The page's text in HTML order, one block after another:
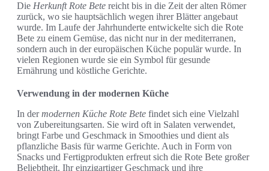
Die Herkunft Rote Bete reicht bis in die Zeit der alten Römer
zurück, wo sie hauptsächlich wegen ihrer Blätter angebaut
wurde. Im Laufe der Jahrhunderte entwickelte sich die Rote
Bete zu einem Gemüse, das nicht nur in der mediterranen,
sondern auch in der europäischen Küche populär wurde. In
vielen Regionen wurde sie ein Symbol für gesunde
Ernährung und köstliche Gerichte.
Verwendung in der modernen Küche
In dermodernen Küche Rote Bete findet sich eine Vielzahl
von Zubereitungsarten. Sie wird oft in Salaten verwendet,
bringt Farbe und Geschmack in Smoothies und dient als
pflanzliche Basis für warme Gerichte. Auch in Form von
Snacks und Fertigprodukten erfreut sich die Rote Bete großer
Beliebtheit. Ihr einzigartiger Geschmack und ihre